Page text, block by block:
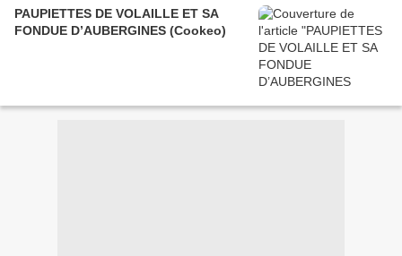
PAUPIETTES DE VOLAILLE ET SA
FONDUE D’AUBERGINES (Cookeo)